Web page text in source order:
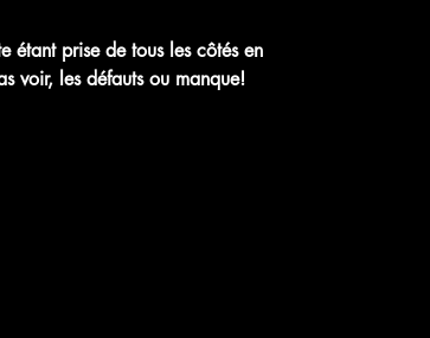
étant prise de tous les côtés en
voir, les défauts ou manque!